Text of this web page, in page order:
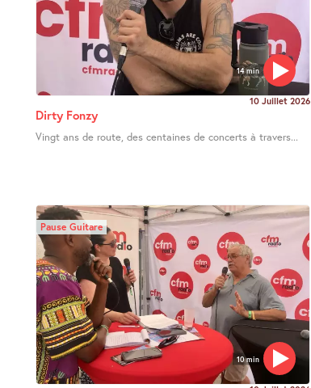
14 min
10 Juillet 2026
Dirty Fonzy
Vingt ans de route, des centaines de concerts à travers...
10 min
Pause Guitare